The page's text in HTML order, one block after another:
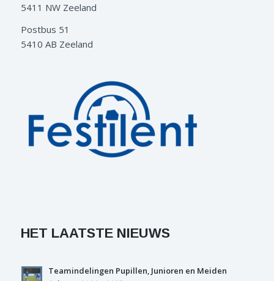
5411 NW Zeeland
Postbus 51
5410 AB Zeeland
HET LAATSTE NIEUWS
Teamindelingen Pupillen, Junioren en Meiden